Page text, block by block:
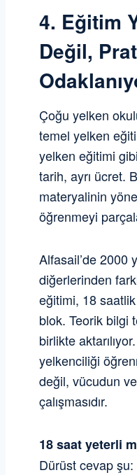
4. Eğitim
Değil,
Çoğu yelken
temel yelken
yelken eğitimi
tarih, ayrı ücret.
materyalinin
öğrenmeyi
Alfasail’de 2000
diğerlerinden
eğitimi, 18 saatlik
blok. Teorik bilgi
birlikte
yelkenciliği
değil, vücudun
çalışmasıdır.
18 saat yeterli
Dürüst cevap